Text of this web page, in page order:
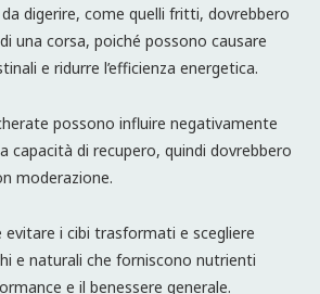
digerire, come quelli fritti, dovrebbero
una corsa, poiché possono causare
e ridurre l’efficienza energetica.
possono influire negativamente
capacità di recupero, quindi dovrebbero
moderazione.
evitare i cibi trasformati e scegliere
e naturali che forniscono nutrienti
e il benessere generale.